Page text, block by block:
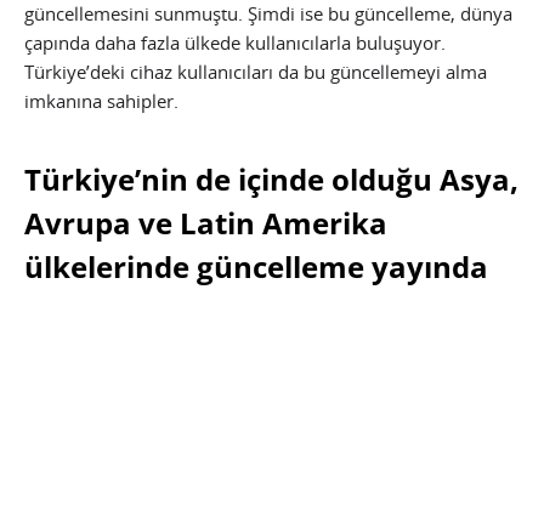
güncellemesini sunmuştu. Şimdi ise bu güncelleme, dünya
çapında daha fazla ülkede kullanıcılarla buluşuyor.
Türkiye’deki cihaz kullanıcıları da bu güncellemeyi alma
imkanına sahipler.
Türkiye’nin de içinde olduğu Asya,
Avrupa ve Latin Amerika
ülkelerinde güncelleme yayında